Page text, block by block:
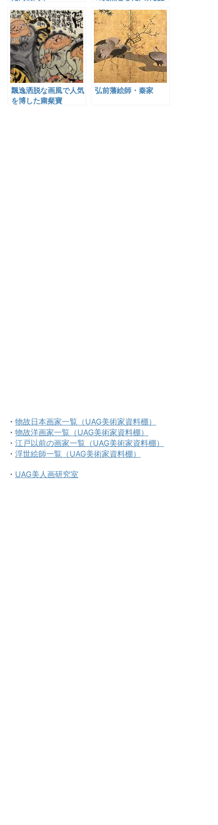
飄逸洒脱な画風で人気
を博した粛粲寶
弘前藩絵師・秦家
・ 物故日本画家一覧（UAG美術家資料棚）
・ 物故洋画家一覧（UAG美術家資料棚）
・ 江戸以前の画家一覧（UAG美術家資料棚）
・ 浮世絵師一覧（UAG美術家資料棚）
・ UAG美人画研究室